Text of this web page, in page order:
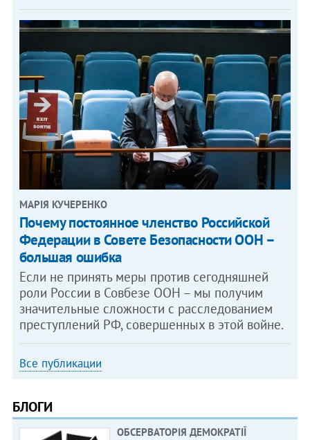
МАРІЯ КУЧЕРЕНКО
​Почему постоянное членство Российской
Федерации в Совете Безопасности ООН –
большая ошибка
Если не принять меры против сегодняшней
роли России в Совбезе ООН – мы получим
значительные сложности с расследованием
преступлений РФ, совершенных в этой войне.
Все публикации
БЛОГИ
ОБСЕРВАТОРІЯ ДЕМОКРАТІЇ